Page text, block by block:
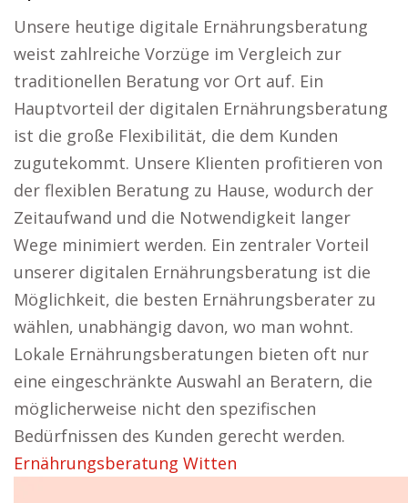
Unsere heutige digitale Ernährungsberatung
weist zahlreiche Vorzüge im Vergleich zur
traditionellen Beratung vor Ort auf. Ein
Hauptvorteil der digitalen Ernährungsberatung
ist die große Flexibilität, die dem Kunden
zugutekommt. Unsere Klienten profitieren von
der flexiblen Beratung zu Hause, wodurch der
Zeitaufwand und die Notwendigkeit langer
Wege minimiert werden. Ein zentraler Vorteil
unserer digitalen Ernährungsberatung ist die
Möglichkeit, die besten Ernährungsberater zu
wählen, unabhängig davon, wo man wohnt.
Lokale Ernährungsberatungen bieten oft nur
eine eingeschränkte Auswahl an Beratern, die
möglicherweise nicht den spezifischen
Bedürfnissen des Kunden gerecht werden.
Ernährungsberatung Witten